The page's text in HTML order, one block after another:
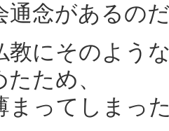
通念があるの
教にそのよう
ため、
まってしまっ